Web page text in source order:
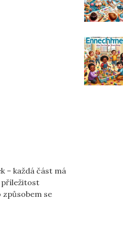
– každá ‍část má
příležitost
⁣se